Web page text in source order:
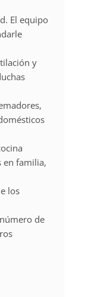
El equipo
y
en familia,
los
de